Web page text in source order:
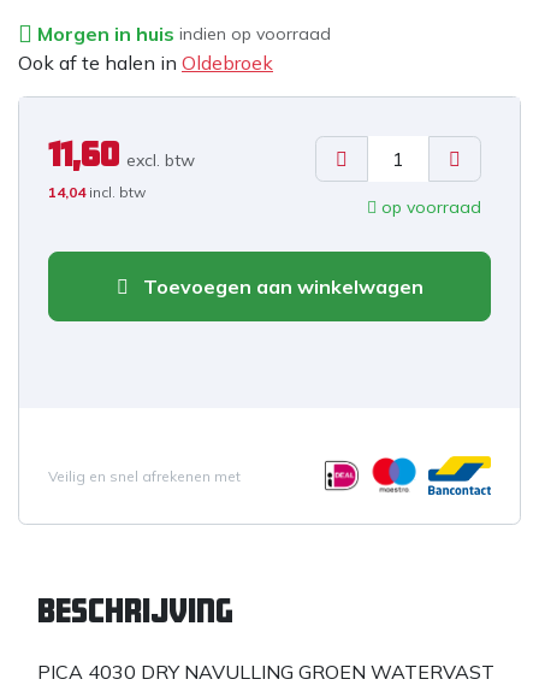
Morgen in huis indien op voorraad
Ook af te halen in Oldebroek
11,60 excl. btw
14,04 incl. btw
op voorraad
Toevoegen aan winkelwagen
Veilig en snel afrekenen met
Beschrijving
PICA 4030 DRY NAVULLING GROEN WATERVAST